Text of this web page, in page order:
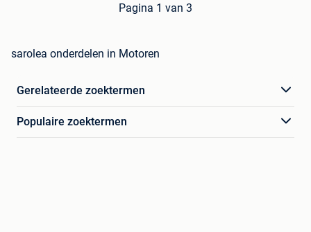
Pagina 1 van 3
sarolea onderdelen in Motoren
Gerelateerde zoektermen
Populaire zoektermen